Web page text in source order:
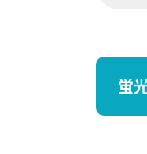
蛍